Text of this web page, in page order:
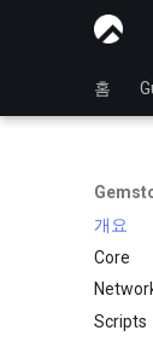
홈
개요
Core
현재
RL9 -
Scripts